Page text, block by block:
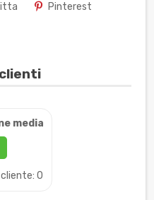
Pinterest
media
0